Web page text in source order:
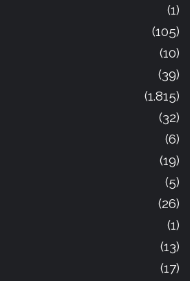
(1)
(105)
(10)
(39)
(1.815)
(32)
(6)
(19)
(5)
(26)
(1)
(13)
(17)